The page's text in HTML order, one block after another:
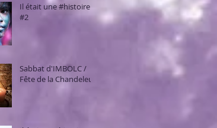
Il était une #histoire...
#2
Sabbat d'IMBOLC /
Fête de la Chandeleur